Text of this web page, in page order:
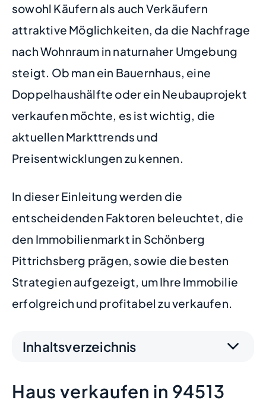
sowohl Käufern als auch Verkäufern
attraktive Möglichkeiten, da die Nachfrage
nach Wohnraum in naturnaher Umgebung
steigt. Ob man ein Bauernhaus, eine
Doppelhaushälfte oder ein Neubauprojekt
verkaufen möchte, es ist wichtig, die
aktuellen Markttrends und
Preisentwicklungen zu kennen.
In dieser Einleitung werden die
entscheidenden Faktoren beleuchtet, die
den Immobilienmarkt in Schönberg
Pittrichsberg prägen, sowie die besten
Strategien aufgezeigt, um Ihre Immobilie
erfolgreich und profitabel zu verkaufen.
Inhaltsverzeichnis
Haus verkaufen in 94513